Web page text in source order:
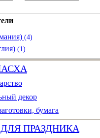
(4)
(1)
декор
бумага
ПРАЗДНИКА